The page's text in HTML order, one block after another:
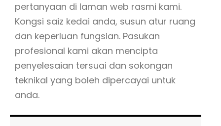
pertanyaan di laman web rasmi kami.
Kongsi saiz kedai anda, susun atur ruang
dan keperluan fungsian. Pasukan
profesional kami akan mencipta
penyelesaian tersuai dan sokongan
teknikal yang boleh dipercayai untuk
anda.